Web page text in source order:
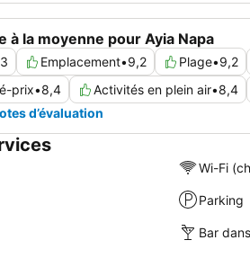
à la moyenne pour Ayia Napa
Emplacement•9,2 Plage•9,2
prix•8,4 Activités en plein air•8,4
d’évaluation
Wi-Fi
Parking
Bar